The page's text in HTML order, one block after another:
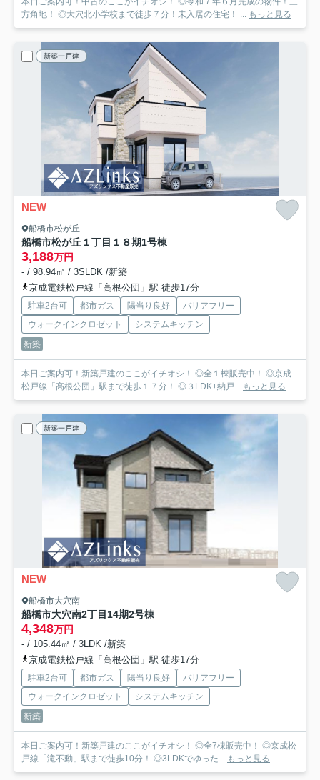
方角地！ ◎大穴北小学校まで徒歩７分！未入居の住宅！ ... もっと見る
新築一戸建
NEW
船橋市松が丘
船橋市松が丘１丁目１８期1号棟
3,188万円
- / 98.94㎡ / 3SLDK /新築
京成電鉄松戸線「高根公団」駅 徒歩17分
駐車2台可 都市ガス 陽当り良好
バリアフリー
ウォークインクロゼット
システムキッチン
新築
本日ご案内可！新築戸建のここがイチオシ！ ◎全１棟販売中！ ◎京成
松戸線「高根公団」駅まで徒歩１７分！ ◎３LDK+納戸... もっと見る
新築一戸建
NEW
船橋市大穴南
船橋市大穴南2丁目14期2号棟
4,348万円
- / 105.44㎡ / 3LDK /新築
京成電鉄松戸線「高根公団」駅 徒歩17分
駐車2台可 都市ガス 陽当り良好
バリアフリー
ウォークインクロゼット
システムキッチン
新築
本日ご案内可！新築戸建のここがイチオシ！ ◎全7棟販売中！ ◎京成松
戸線「滝不動」駅まで徒歩10分！ ◎3LDKでゆった... もっと見る